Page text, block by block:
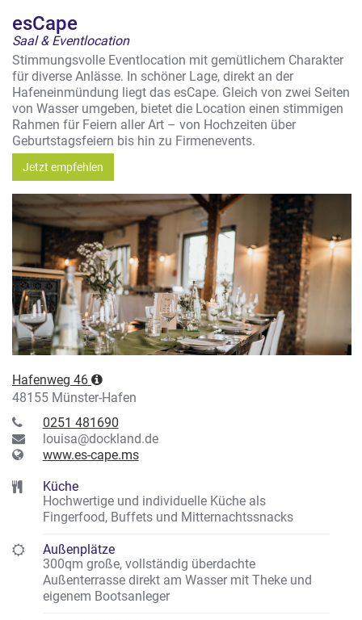
esCape
Saal & Eventlocation
Stimmungsvolle Eventlocation mit gemütlichem Charakter
für diverse Anlässe. In schöner Lage, direkt an der
Hafeneinmündung liegt das esCape. Gleich von zwei Seiten
von Wasser umgeben, bietet die Location einen stimmigen
Rahmen für Feiern aller Art – von Hochzeiten über
Geburtstagsfeiern bis hin zu Firmenevents.
Jetzt empfehlen
Hafenweg 46
48155 Münster-Hafen
0251 481690
louisa@dockland.de
www.es-cape.ms
Küche
Hochwertige und individuelle Küche als
Fingerfood, Buffets und Mitternachtssnacks
Außenplätze
300qm große, vollständig überdachte
Außenterrasse direkt am Wasser mit Theke und
eigenem Bootsanleger